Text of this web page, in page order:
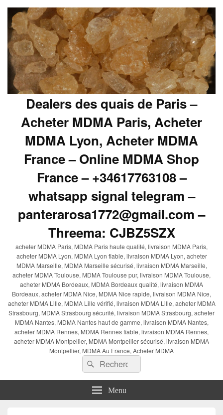
Dealers des quais de Paris –
Acheter MDMA Paris, Acheter
MDMA Lyon, Acheter MDMA
France – Online MDMA Shop
France – +34617763108 –
whatsapp signal telegram –
panterarosa1772@gmail.com –
Threema: CJBZ5SZX
acheter MDMA Paris, MDMA Paris haute qualité, livraison MDMA Paris,
acheter MDMA Lyon, MDMA Lyon fiable, livraison MDMA Lyon, acheter
MDMA Marseille, MDMA Marseille sécurisé, livraison MDMA Marseille,
acheter MDMA Toulouse, MDMA Toulouse pur, livraison MDMA Toulouse,
acheter MDMA Bordeaux, MDMA Bordeaux qualité, livraison MDMA
Bordeaux, acheter MDMA Nice, MDMA Nice rapide, livraison MDMA Nice,
acheter MDMA Lille, MDMA Lille vérifié, livraison MDMA Lille, acheter MDMA
Strasbourg, MDMA Strasbourg sécurité, livraison MDMA Strasbourg, acheter
MDMA Nantes, MDMA Nantes haut de gamme, livraison MDMA Nantes,
acheter MDMA Rennes, MDMA Rennes fiable, livraison MDMA Rennes,
acheter MDMA Montpellier, MDMA Montpellier sécurisé, livraison MDMA
Montpellier, MDMA Au France, Acheter MDMA
Recherche :
Rechercher
Menu